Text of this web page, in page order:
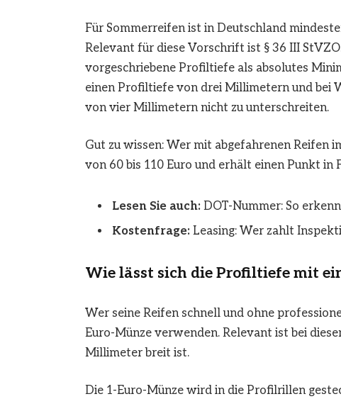
Für Sommerreifen ist in Deutschland
Relevant für diese Vorschrift ist § 36 III
vorgeschriebene Profiltiefe als absolutes
einen Profiltiefe von drei Millimetern und
von vier Millimetern nicht zu unterschreiten.
Gut zu wissen: Wer mit abgefahrenen
von 60 bis 110 Euro und erhält einen Punkt in
Lesen Sie auch:DOT-Nummer: So
Kostenfrage:Leasing: Wer zahlt
Wie lässt sich die Profiltiefe mit
Wer seine Reifen schnell und ohne
Euro-Münze verwenden. Relevant ist bei
Millimeter breit ist.
Die 1-Euro-Münze wird in die Profilrillen